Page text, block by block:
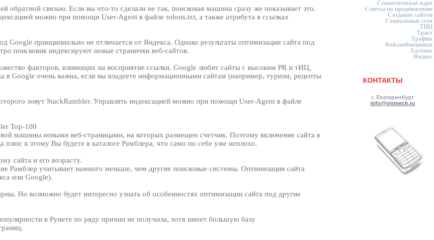
обратной связью. Если вы что-то сделали не так, поисковая машина сразу же показывает это.
можно при помощи User-Agent в файле robots.txt, а также атрибута в ссылках
принципиально не отличается от Яндекса. Однако результаты оптимизации сайта под
поисковик индексируют новые странички веб-сайтов.
факторов, влияющих на восприятие ссылки. Google любит сайты с высоким PR и тИЦ,
в Google очень важна, если вы владеете информационными сайтам (например, туризм, рецепты
зовут StackRambler. Управлять индексацией можно при помощи User-Agent в файле
Top-100
машины новыми веб-страницами, на которых размещен счетчик. Поэтому включение сайта в
к этому Вы будете в каталоге Рамблера, что само по себе уже неплохо.
сайта и его возрасту.
Рамблер учитывает намного меньше, чем другие поисковые системы. Оптимизация сайта
или Google).
Но возможно будет интересно узнать об особенностях оптимизации сайта под другие
в Рунете по ряду причин не получила, хотя имеет большую базу
Семантическое ядро
Советы по продвижению
Создание сайтов
Социальные сети
ТИЦ
Траст
Трафик
Файлообменники
Хостинг
Яндекс
КОНТАКТЫ
г. Екатеринбург
info@vismech.ru